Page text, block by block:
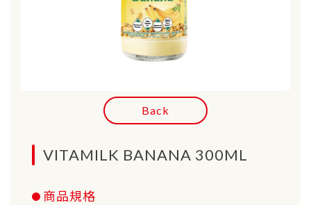
Back
VITAMILK BANANA 300ML
商品規格